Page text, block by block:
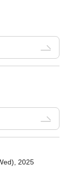
2025